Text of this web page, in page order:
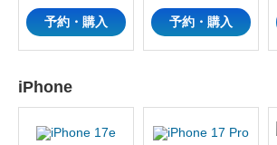
iPhone
予約・購入 予約・購入